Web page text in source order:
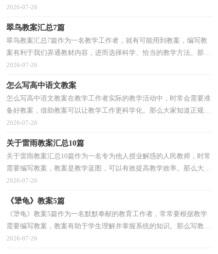
下是小编为大家整理的水教案3篇，欢迎阅读，希望大家...
2026-07-26
翠鸟教案汇总7篇
翠鸟教案汇总7篇作为一名教学工作者，就有可能用到教案，编写教
案有利于我们弄通教材内容，进而选择科学、恰当的教学方法。那么
你有了解过教案吗？下面是小编精心整理的翠鸟教案7篇...
2026-07-26
怎么写高中语文教案
怎么写高中语文教案在教学工作者实际的教学活动中，时常会需要准
备好教案，借助教案可以让教学工作更科学化。那么大家知道正规的
教案是怎么写的吗？以下是小编精心整理的怎么写高...
2026-07-26
关于雷雨教案汇总10篇
关于雷雨教案汇总10篇作为一名专为他人授业解惑的人民教师，时常
需要编写教案，教案是教学蓝图，可以有效提高教学效率。那么大家
知道正规的教案是怎么写的吗？下面是小编为大家整理...
2026-07-26
《犟龟》教案5篇
《犟龟》教案5篇作为一名默默奉献的教育工作者，常常要根据教学
需要编写教案，教案有助于学生理解并掌握系统的知识。那么写教案
需要注意哪些问题呢？以下是小编收集整理的《犟龟...
2026-07-26